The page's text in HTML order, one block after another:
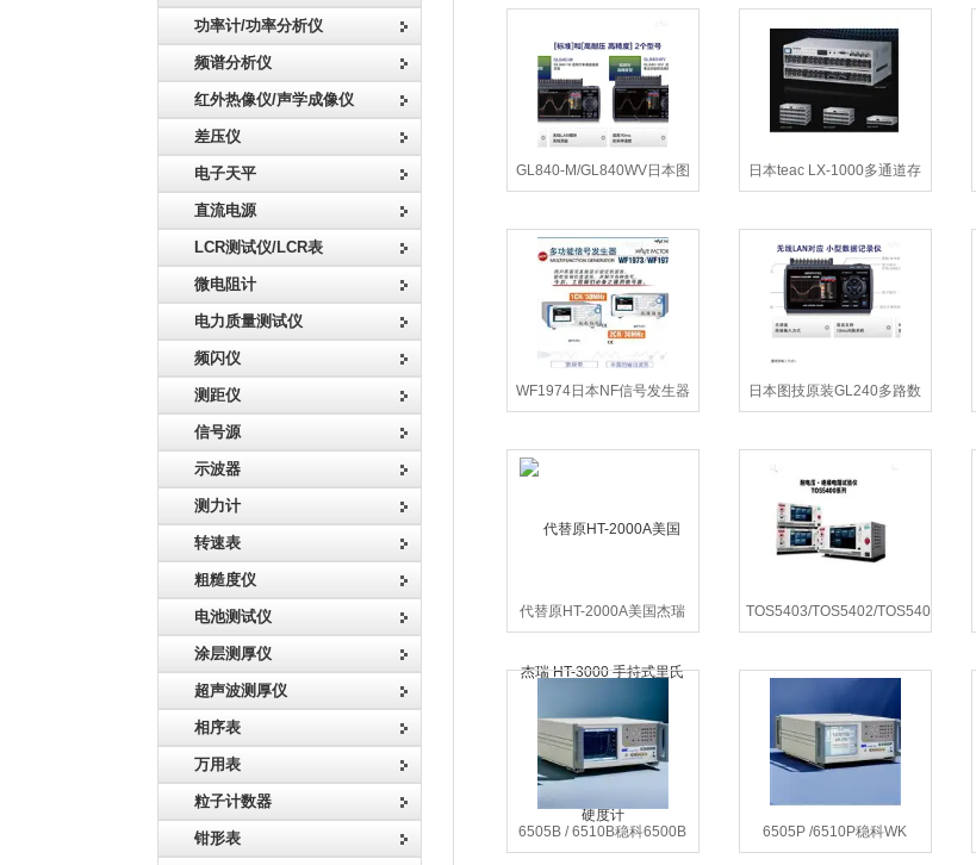
功率计/功率分析仪
频谱分析仪
红外热像仪/声学成像仪
差压仪
电子天平
直流电源
LCR测试仪/LCR表
微电阻计
电力质量测试仪
频闪仪
测距仪
信号源
示波器
测力计
转速表
粗糙度仪
电池测试仪
涂层测厚仪
超声波测厚仪
相序表
万用表
粒子计数器
钳形表
GL840-M/GL840WV日本图
技GL840-WV温度采集器记
日本teac LX-1000多通道存
储记录仪系统
WF1974日本NF信号发生器
日本图技原装GL240多路数
据记录仪
代替原HT-2000A美国杰瑞
HT-3000 手持式里氏硬度计
TOS5403/TOS5402/TOS5401
日本菊水TOS5400 绝缘耐
6505B / 6510B稳科6500B
系列高精度阻抗分析仪
6505P /6510P稳科WK
6500P 高频 LCR 测试仪